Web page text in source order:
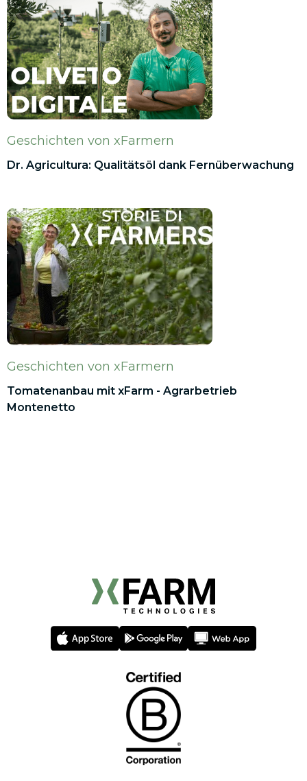
Geschichten von xFarmern
Dr. Agricultura: Qualitätsöl dank Fernüberwachung
Geschichten von xFarmern
Tomatenanbau mit xFarm - Agrarbetrieb
Montenetto